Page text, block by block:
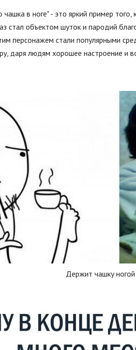
в ноге" - это яркий пример
стал объектом шуток и пародий
персонажем стали популярными
даря людям хорошее настроение и
Держит чашку ногой